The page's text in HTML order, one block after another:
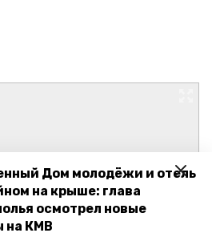
Дом молодёжи и отель
на крыше: глава
осмотрел новые
на КМВ